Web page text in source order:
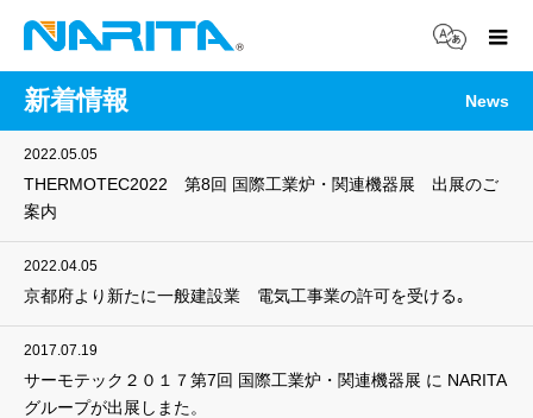
新着情報 News
2022.05.05
THERMOTEC2022 第8回 国際工業炉・関連機器展 出展のご
案内
2022.04.05
京都府より新たに一般建設業 電気工事業の許可を受ける｡
2017.07.19
サーモテック２０１７第7回 国際工業炉・関連機器展 に NARITA
グループが出展しまた。